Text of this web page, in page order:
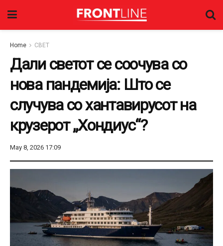
Home СВЕТ
Дали светот се соочува со
нова пандемија: Што се
случува со хантавирусот на
крузерот „Хондиус“?
May 8, 2026 17:09